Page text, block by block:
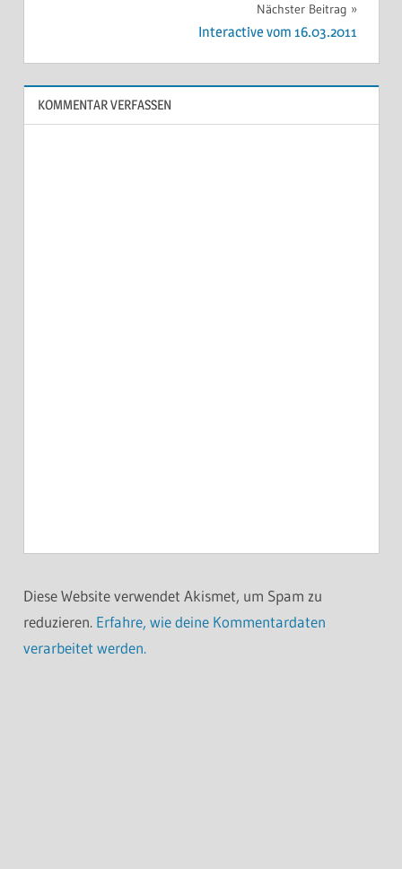
Nächster Beitrag
Interactive vom 16.03.2011
KOMMENTAR VERFASSEN
Diese Website verwendet Akismet, um Spam zu
reduzieren. Erfahre, wie deine Kommentardaten
verarbeitet werden.